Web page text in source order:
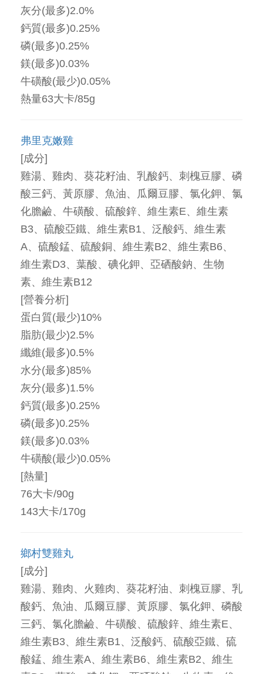
灰分(最多)2.0%
鈣質(最多)0.25%
磷(最多)0.25%
鎂(最多)0.03%
牛磺酸(最少)0.05%
熱量63大卡/85g
弗里克嫩雞
[成分]
雞湯、雞肉、葵花籽油、乳酸鈣、刺槐豆膠、磷
酸三鈣、黃原膠、魚油、瓜爾豆膠、氯化鉀、氯
化膽鹼、牛磺酸、硫酸鋅、維生素E、維生素
B3、硫酸亞鐵、維生素B1、泛酸鈣、維生素
A、硫酸錳、硫酸銅、維生素B2、維生素B6、
維生素D3、葉酸、碘化鉀、亞硒酸鈉、生物
素、維生素B12
[營養分析]
蛋白質(最少)10%
脂肪(最少)2.5%
纖維(最多)0.5%
水分(最多)85%
灰分(最多)1.5%
鈣質(最多)0.25%
磷(最多)0.25%
鎂(最多)0.03%
牛磺酸(最少)0.05%
[熱量]
76大卡/90g
143大卡/170g
鄉村雙雞丸
[成分]
雞湯、雞肉、火雞肉、葵花籽油、刺槐豆膠、乳
酸鈣、魚油、瓜爾豆膠、黃原膠、氯化鉀、磷酸
三鈣、氯化膽鹼、牛磺酸、硫酸鋅、維生素E、
維生素B3、維生素B1、泛酸鈣、硫酸亞鐵、硫
酸錳、維生素A、維生素B6、維生素B2、維生